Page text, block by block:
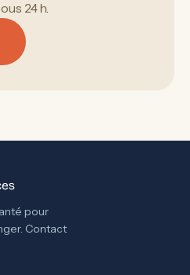
24 h.
pour
Contact